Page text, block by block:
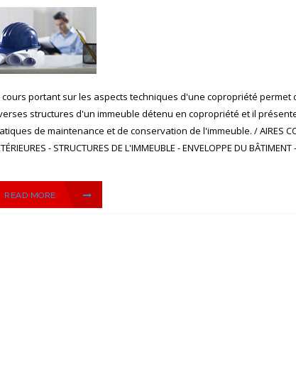
cours portant sur les aspects techniques d'une copropriété permet
structures d'un immeuble détenu en copropriété et il
de maintenance et de conservation de l'immeuble. / AIRES
- STRUCTURES DE L'IMMEUBLE - ENVELOPPE DU BÂTIMENT
READ MORE